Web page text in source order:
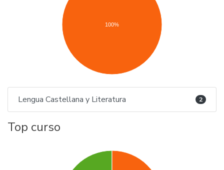
100%
Lengua Castellana y Literatura 2
Top curso